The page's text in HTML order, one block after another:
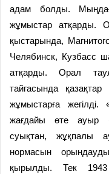
адам болды.
жұмыстар атқарды.
қыстарында,
Челябинск, Кузбасс
атқарды. Орал
тайгасында
жұмыстарға жегілді.
жағдайы өте ауыр
суықтан, жұқпалы
нормасын
қырылды. Тек